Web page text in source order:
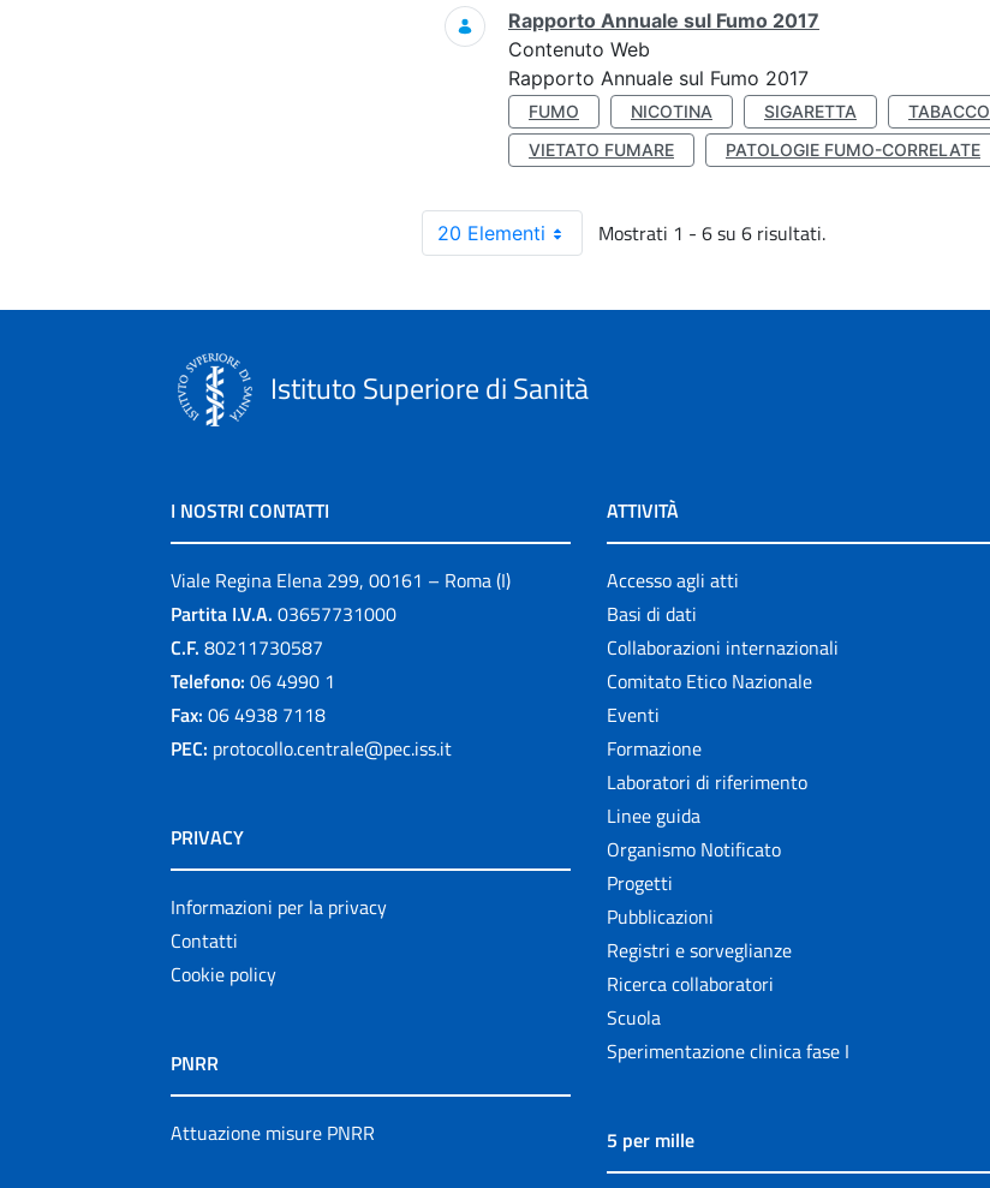
Rapporto Annuale sul Fumo 2017
Contenuto Web
Rapporto Annuale sul Fumo 2017
FUMO NICOTINA SIGARETTA TABACCO
VIETATO FUMARE
PATOLOGIE FUMO-CORRELATE
20 Elementi Mostrati 1 - 6 su 6 risultati.
Istituto Superiore di Sanità
I NOSTRI CONTATTI
Viale Regina Elena 299, 00161 – Roma (I)
Partita I.V.A. 03657731000
C.F. 80211730587
Telefono: 06 4990 1
Fax: 06 4938 7118
PEC: protocollo.centrale@pec.iss.it
PRIVACY
Informazioni per la privacy
Contatti
Cookie policy
PNRR
Attuazione misure PNRR
ATTIVITÀ
Accesso agli atti
Basi di dati
Collaborazioni internazionali
Comitato Etico Nazionale
Eventi
Formazione
Laboratori di riferimento
Linee guida
Organismo Notificato
Progetti
Pubblicazioni
Registri e sorveglianze
Ricerca collaboratori
Scuola
Sperimentazione clinica fase I
5 per mille